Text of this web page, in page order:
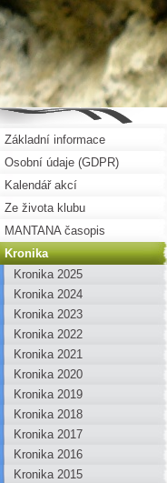
Základní informace
Osobní údaje (GDPR)
Kalendář akcí
Ze života klubu
MANTANA časopis
Kronika
Kronika 2025
Kronika 2024
Kronika 2023
Kronika 2022
Kronika 2021
Kronika 2020
Kronika 2019
Kronika 2018
Kronika 2017
Kronika 2016
Kronika 2015